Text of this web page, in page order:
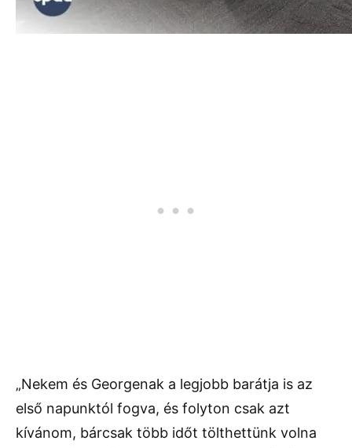
„Nekem és Georgenak a legjobb barátja is az
első napunktól fogva, és folyton csak azt
kívánom, bárcsak több időt tölthettünk volna